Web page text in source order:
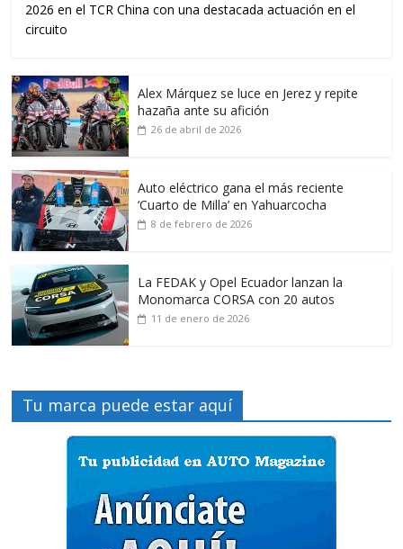
2026 en el TCR China con una destacada actuación en el
circuito
Alex Márquez se luce en Jerez y repite
hazaña ante su afición
26 de abril de 2026
Auto eléctrico gana el más reciente
‘Cuarto de Milla’ en Yahuarcocha
8 de febrero de 2026
La FEDAK y Opel Ecuador lanzan la
Monomarca CORSA con 20 autos
11 de enero de 2026
Tu marca puede estar aquí